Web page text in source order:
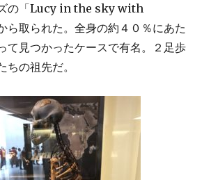
の「Lucy in the sky with
取られた。全身の約４０％にあた
て見つかったケースで有名。２足歩
ちの祖先だ。